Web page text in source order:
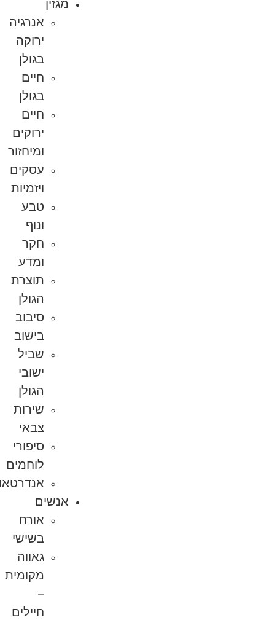
מגזין
אנרגיה
ירוקה
בגולן
חיים
בגולן
חיים
ירוקים
ומיחזור
עסקים
ויזמיות
טבע
חקר
ומדע
תוצרת
הגולן
סיבוב
בישוב
שביל
ישובי
הגולן
שירות
צבאי
סיפורי
לוחמים
אנדרטאות
אנשים
אורח
בשישי
גאווה
מקומית
חיילים